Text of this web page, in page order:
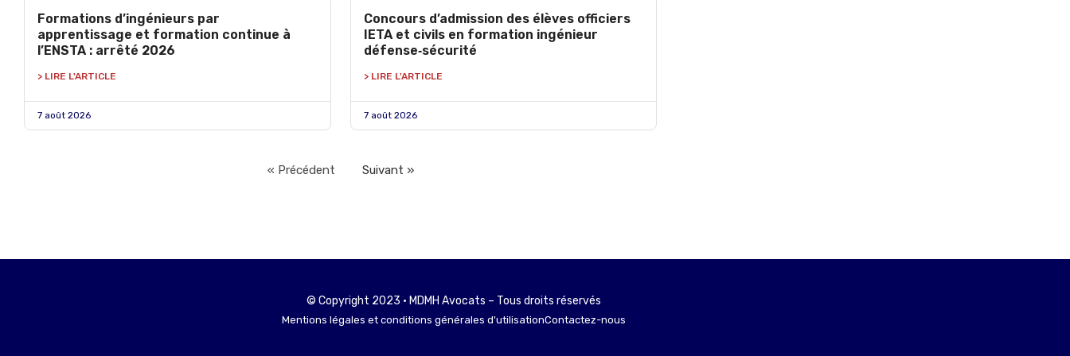
Formations d’ingénieurs par
apprentissage et formation continue à
l’ENSTA : arrêté 2026
> LIRE L'ARTICLE
7 août 2026
Concours d’admission des élèves officiers
IETA et civils en formation ingénieur
défense‑sécurité
> LIRE L'ARTICLE
7 août 2026
« Précédent Suivant »
© Copyright 2023 • MDMH Avocats – Tous droits réservés
Mentions légales et conditions générales d'utilisationContactez-nous